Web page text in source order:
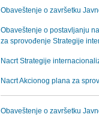
Obaveštenje o završetku
Obaveštenje o postavljanju
za sprovođenje Strategije
Nacrt Strategije
Nacrt Akcionog plana za
Obaveštenje o završetku